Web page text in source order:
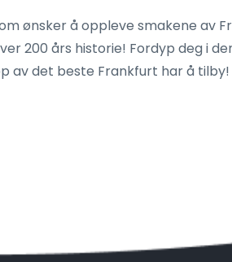
ønsker å oppleve smakene av
200 års historie! Fordyp deg i
av det beste Frankfurt har å tilby!